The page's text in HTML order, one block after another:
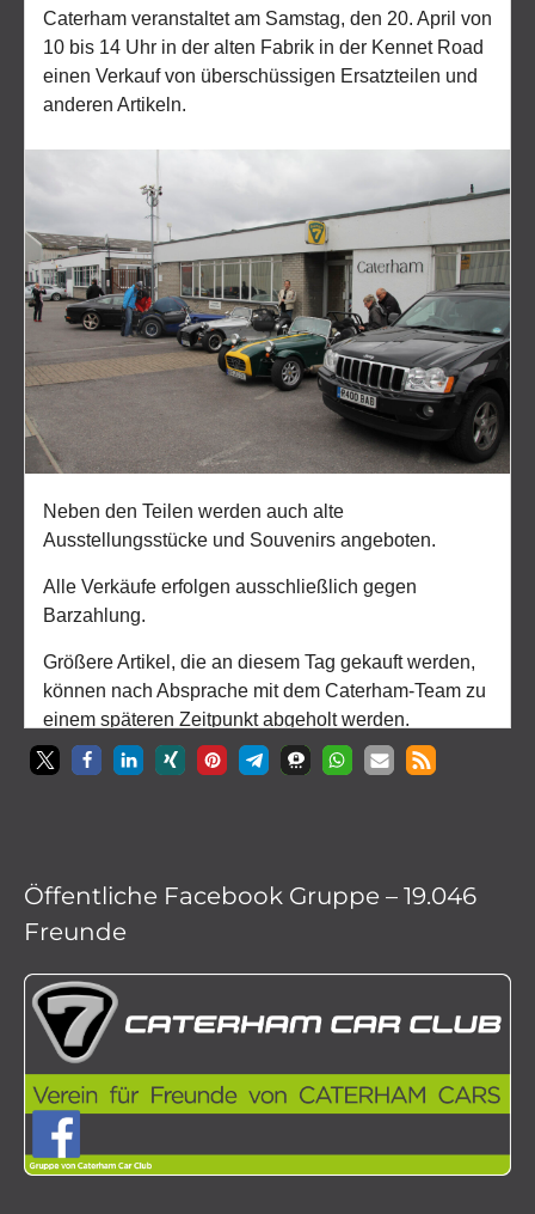
Öffentliche Facebook Gruppe – 19.046
Freunde